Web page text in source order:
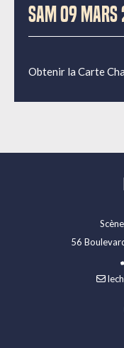
SAM 09 MARS
Obtenir la Carte
56